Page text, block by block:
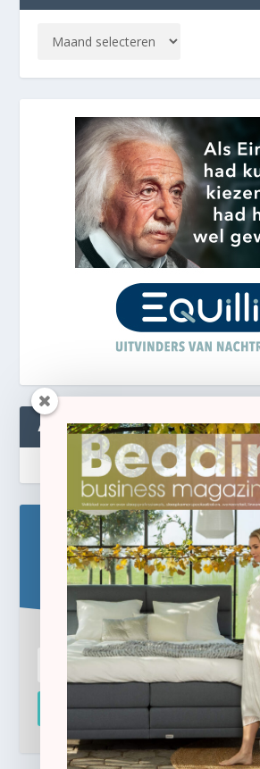
ABONNEREN
Blijf op de
Schrijf u hier in voor de gratis
Inschrijven